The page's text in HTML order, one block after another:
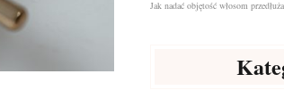
Jak nadać objętość włosom